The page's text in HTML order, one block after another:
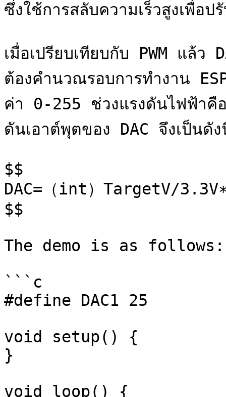
ซึ่งใช้การสลับความเร็วสูงเพื่อ
เมื่อเปรียบเทียบกับ PWM แล้ว
ต้องคำนวณรอบการทำงาน
ค่า 0-255 ช่วงแรงดันไฟฟ้า
ดันเอาต์พุตของ DAC จึงเป็นดั
$$
DAC=（int）TargetV/
$$
The demo is as follows:
```c
#define DAC1 25
void setup() {
}
void loop() {